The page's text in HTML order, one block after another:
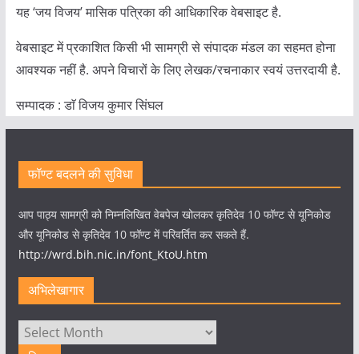
यह ‘जय विजय’ मासिक पत्रिका की आधिकारिक वेबसाइट है.
वेबसाइट में प्रकाशित किसी भी सामग्री से संपादक मंडल का सहमत होना
आवश्यक नहीं है. अपने विचारों के लिए लेखक/रचनाकार स्वयं उत्तरदायी है.
सम्पादक : डाॅ विजय कुमार सिंघल
फॉण्ट बदलने की सुविधा
आप पाठ्य सामग्री को निम्नलिखित वेबपेज खोलकर कृतिदेव 10 फॉण्ट से यूनिकोड
और यूनिकोड से कृतिदेव 10 फॉण्ट में परिवर्तित कर सकते हैं.
http://wrd.bih.nic.in/font_KtoU.htm
अभिलेखागार
अभिलेखागार